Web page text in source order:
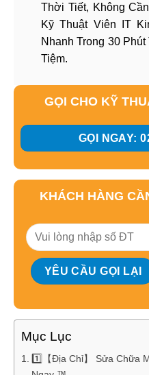
Thời Tiết, Không
Kỹ Thuật Viên IT
Nhanh Trong 30
Tiệm.
GỌI CHO KỸ
GỌI NGAY:
KHÁCH HÀNG
Mục Lục
1️⃣【Địa Chỉ】 Sửa Chữa